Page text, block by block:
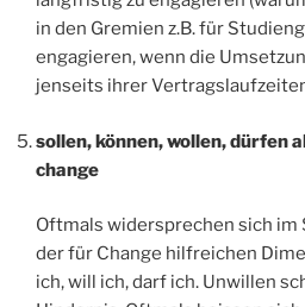
in den Gremien z.B. für
engagieren, wenn die
jenseits ihrer
sollen, können, wollen, dürfen
change
Oftmals widersprechen sich im
der für Change hilfreichen
ich, will ich, darf ich. Unwillen